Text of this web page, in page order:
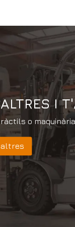
I
o maquinària